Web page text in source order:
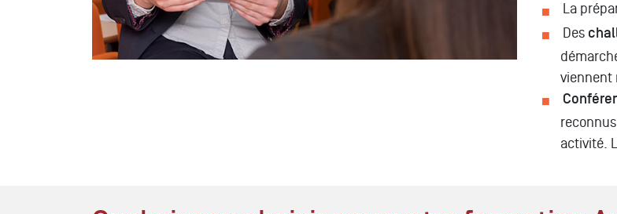
La
Des
viennent
activité.